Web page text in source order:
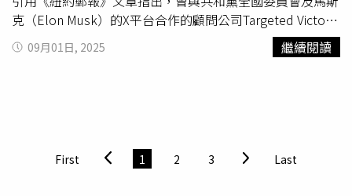
人同意授權時應以自然人憑證線上完成授權，於配偶亦完成
授權（線上或紙本）後（附件3-紙本授權書），始提供未成
年子女財產資料。２、政風機構（後臺管理端）部分：(１)
權名單遞送本署作業。已申請法務部公職人員財產申報系統
管理帳號之鄉（鎮、市、區）民代表會，各地方政府主管政
克（Elon Musk）的X平台合作的顧問公司Targeted Victory
投訴，指控 Gmail
將含有共和黨募款平台WinRed連結的郵件
判定為垃圾郵件，卻未對含民主黨平台ActBlue連結的郵件
性商業行為」的規範，並強調不排除展開調查及採取法律行
動。面對質疑，Google向《Axios》回應，強調
Gmail
09月01日, 2025 繼續閱讀
First 1 2 3 Last